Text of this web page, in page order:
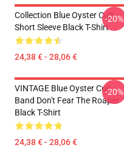
Collection Blue Oyster Cult
Short Sleeve Black T-Shirt
24,38 € - 28,06 €
-20%
VINTAGE Blue Oyster Cult
Band Don't Fear The Roaper
Black T-Shirt
24,38 € - 28,06 €
-20%